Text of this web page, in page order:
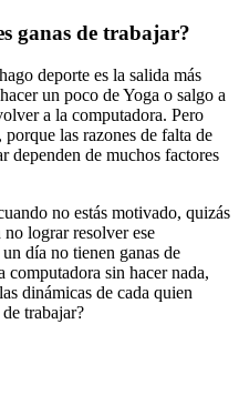
ganas de trabajar?
deporte es la salida más
un poco de Yoga o salgo a
a la computadora. Pero
las razones de falta de
dependen de muchos factores
no estás motivado, quizás
no lograr resolver ese
día no tienen ganas de
computadora sin hacer nada,
dinámicas de cada quien
trabajar?